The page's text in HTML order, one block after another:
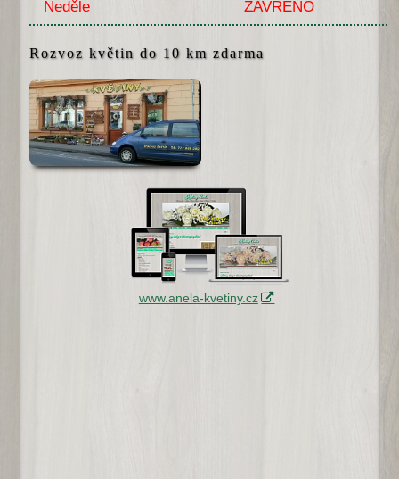
Neděle ZAVŘENO
Rozvoz květin do 10 km zdarma
www.anela-kvetiny.cz